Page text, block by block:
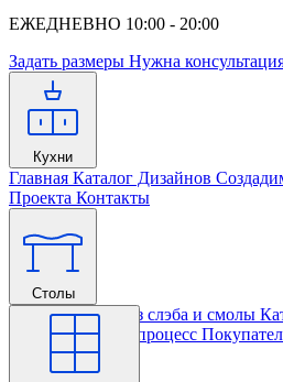
ЕЖЕДНЕВНО 10:00 - 20:00
Задать размеры Нужна
Кухни
Главная Каталог Дизайнов
Проекта Контакты
Столы
Главная Столы из слэба и смолы
Кастомизации и процесс